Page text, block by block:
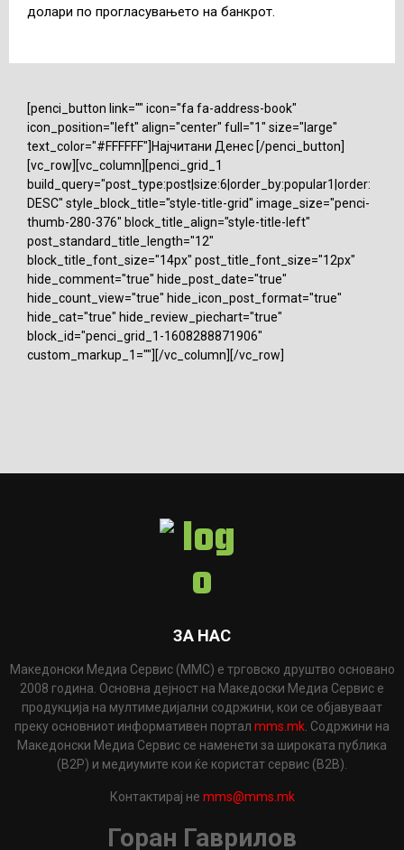
долари по прогласувањето на банкрот.
[penci_button link="" icon="fa fa-address-book"
icon_position="left" align="center" full="1" size="large"
text_color="#FFFFFF"]Најчитани Денес [/penci_button]
[vc_row][vc_column][penci_grid_1
build_query="post_type:post|size:6|order_by:popular1|order:
DESC" style_block_title="style-title-grid" image_size="penci-
thumb-280-376" block_title_align="style-title-left"
post_standard_title_length="12"
block_title_font_size="14px" post_title_font_size="12px"
hide_comment="true" hide_post_date="true"
hide_count_view="true" hide_icon_post_format="true"
hide_cat="true" hide_review_piechart="true"
block_id="penci_grid_1-1608288871906"
custom_markup_1=""][/vc_column][/vc_row]
ЗА НАС
Македонски Медиа Сервис (ММС) е трговско друштво основано
2008 година. Основна дејност на Македоски Медиа Сервис е
продукција на мултимедијални содржини, кои се објавуваат
преку основниот информативен портал mms.mk . Содржини на
Македонски Медиа Сервис се наменети за широката публика
(B2P) и медиумите кои ќе користат сервис (B2B).
Контактирај не mms@mms.mk
Горан Гаврилов